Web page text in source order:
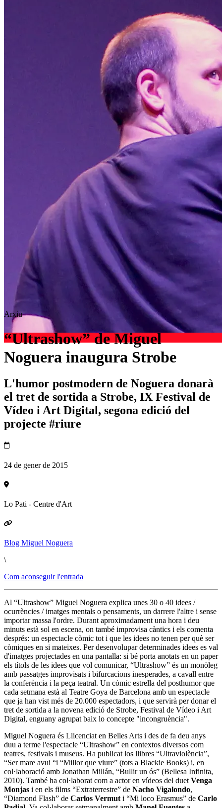
Arxiu
“Ultrashow” de Miguel
Noguera inaugura Strobe
L'humor postmodern de Noguera donarà
el tret de sortida a Strobe, IX Festival de
Vídeo i Art Digital, segona edició del
projecte #riure
24 de gener de 2015
Lo Pati - Centre d'Art
Blog Miguel Noguera
\
Com aconseguir l'entrada
Al “Ultrashow” Miguel Noguera explica unes 30 o 40 idees /
ocurrències / imatges mentals o pensaments, un darrere l'altre i sense
importar massa l'ordre. Durant aproximadament una hora i deu
minuts està sol en escena, on també improvisa càntics i els comenta
després: un espectacle còmic tot i que les idees no tenen per què ser
còmiques en si mateixes. Per desenvolupar determinades idees es val
d'imatges projectades en una pantalla: si bé porta anotats en un paper
els títols de les idees que vol comunicar, “Ultrashow” és un monòleg
amb passatges improvisats i bifurcacions inesperades, a cavall entre
la conferència i la peça teatral. Un còmic estrella del posthumor que
cada setmana està al Teatre Goya de Barcelona amb un espectacle
que ja han vist més de 20.000 espectadors, i que servirà per donar el
tret de sortida a la novena edició de Strobe, Festival de Vídeo i Art
Digital, enguany agrupat baix lo concepte "incongruència".
Miguel Noguera és Llicenciat en Belles Arts i des de fa deu anys
duu a terme l'espectacle “Ultrashow” en contextos diversos com
teatres, festivals i museus. Ha publicat los llibres “Ultraviolència”,
“Ser mare avui “i “Millor que viure” (tots a Blackie Books) i, en
col·laboració amb Jonathan Millán, “Bullir un ós” (Bellesa Infinita,
2010). També ha col·laborat com a actor en vídeos del duet Venga
Monjas i en els films “Extraterrestre” de Nacho Vigalondo,
“Diamond Flash” de Carlos Vermut i “Mi loco Erasmus” de Carlo